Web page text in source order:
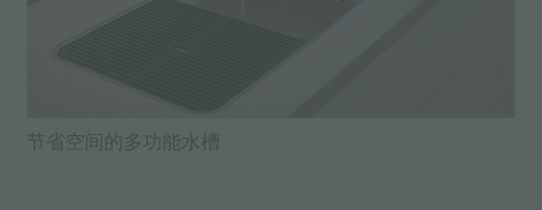
节省空间的多功能水槽